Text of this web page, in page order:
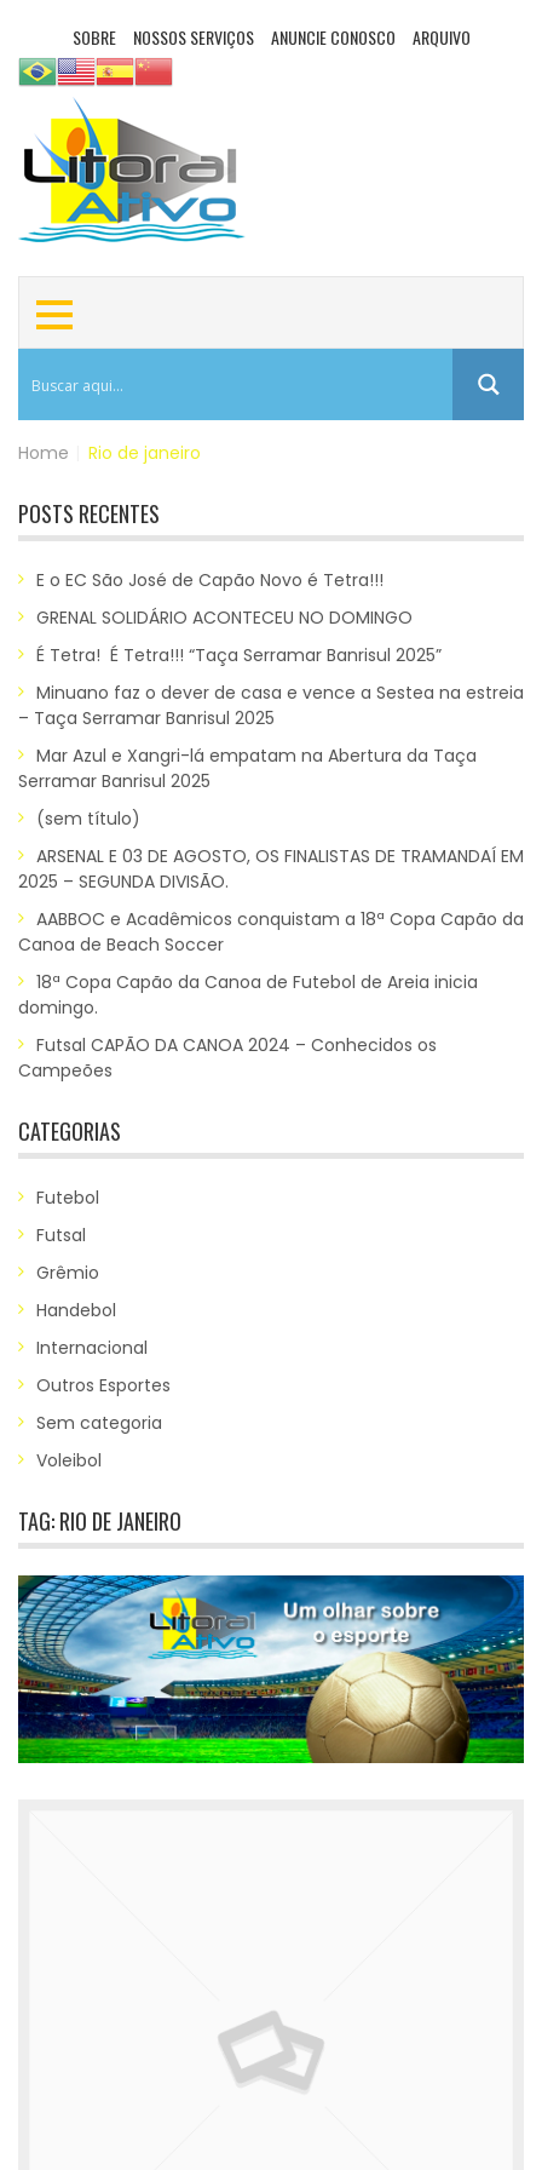
SOBRE NOSSOS SERVIÇOS ANUNCIE CONOSCO ARQUIVO
Home Rio de janeiro
POSTS RECENTES
E o EC São José de Capão Novo é Tetra!!!
GRENAL SOLIDÁRIO ACONTECEU NO DOMINGO
É Tetra! É Tetra!!! “Taça Serramar Banrisul 2025”
Minuano faz o dever de casa e vence a Sestea na estreia
– Taça Serramar Banrisul 2025
Mar Azul e Xangri-lá empatam na Abertura da Taça
Serramar Banrisul 2025
(sem título)
ARSENAL E 03 DE AGOSTO, OS FINALISTAS DE TRAMANDAÍ EM
2025 – SEGUNDA DIVISÃO.
AABBOC e Acadêmicos conquistam a 18ª Copa Capão da
Canoa de Beach Soccer
18ª Copa Capão da Canoa de Futebol de Areia inicia
domingo.
Futsal CAPÃO DA CANOA 2024 – Conhecidos os
Campeões
CATEGORIAS
Futebol
Futsal
Grêmio
Handebol
Internacional
Outros Esportes
Sem categoria
Voleibol
TAG:RIO DE JANEIRO